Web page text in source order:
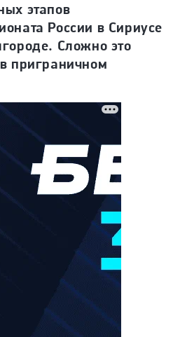
этапов
России в Сириусе
Сложно это
приграничном